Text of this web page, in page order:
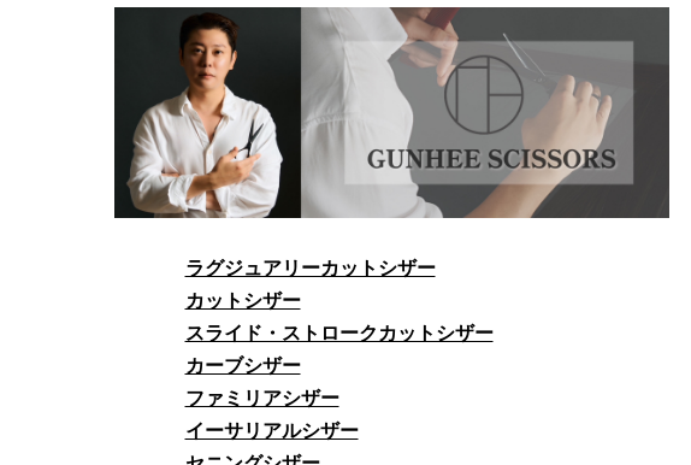
ラグジュアリーカットシザー
カットシザー
スライド・ストロークカットシザー
カーブシザー
ファミリアシザー
イーサリアルシザー